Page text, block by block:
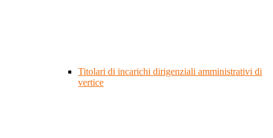
Titolari di incarichi dirigenziali amministrativi di
vertice